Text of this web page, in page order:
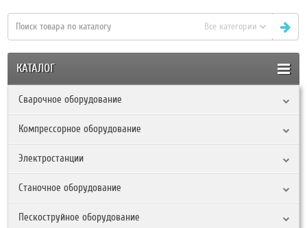
Все категории
КАТАЛОГ
Сварочное оборудование
Компрессорное оборудование
Электростанции
Станочное оборудование
Пескоструйное оборудование